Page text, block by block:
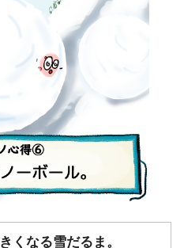
くなる雪だるま。